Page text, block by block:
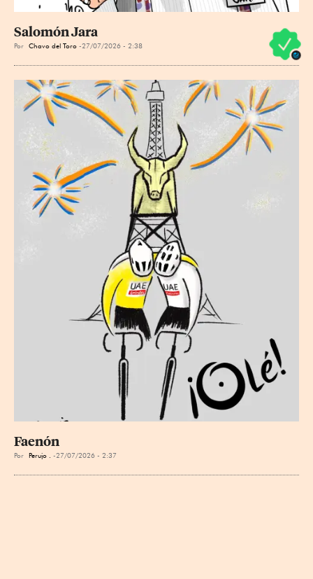
Salomón Jara
Por Chavo del Toro 27/07/2026 - 2:38
Faenón
Por Perujo . 27/07/2026 - 2:37